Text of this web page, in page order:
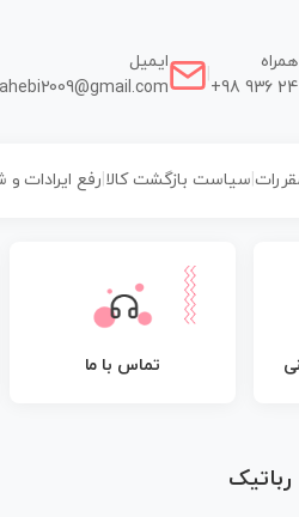
+98 936 24
ایمیل
سیاست بازگشت کالا رفع ایرادات
تماس با ما